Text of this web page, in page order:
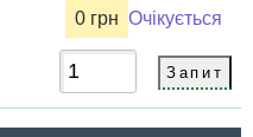
0 грн Очікується